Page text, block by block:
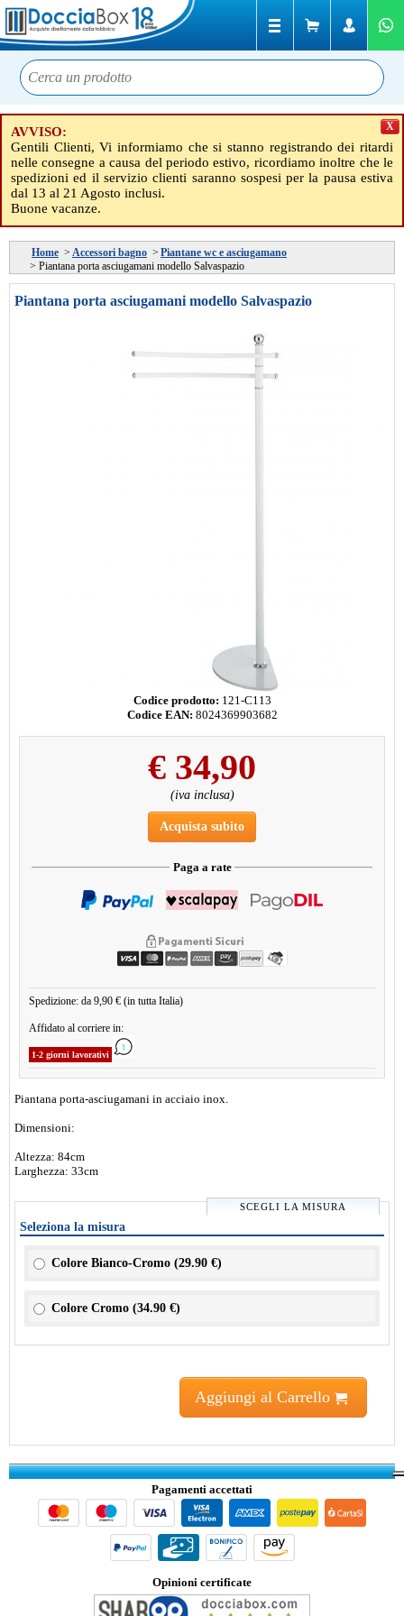
AVVISO:
Gentili Clienti, Vi informiamo che si stanno registrando dei ritardi
nelle consegne a causa del periodo estivo, ricordiamo inoltre che le
spedizioni ed il servizio clienti saranno sospesi per la pausa estiva
dal 13 al 21 Agosto inclusi.
Buone vacanze.
X
Home > Accessori bagno > Piantane wc e asciugamano
> Piantana porta asciugamani modello Salvaspazio
Piantana porta asciugamani modello Salvaspazio
Codice prodotto: 121-C113
Codice EAN: 8024369903682
€ 34,90
(iva inclusa)
Acquista subito
Paga a rate
Spedizione: da 9,90 € (in tutta Italia)
Affidato al corriere in:
1-2 giorni lavorativi
Piantana porta-asciugamani in acciaio inox.
Dimensioni:
Altezza: 84cm
Larghezza: 33cm
SCEGLI LA MISURA
Seleziona la misura
Colore Bianco-Cromo (29.90 €)
Colore Cromo (34.90 €)
Aggiungi al Carrello
Pagamenti accettati
Opinioni certificate